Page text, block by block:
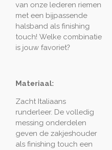
van onze lederen riemen
met een bijpassende
halsband als finishing
touch! Welke combinatie
is jouw favoriet?
Materiaal:
Zacht Italiaans
runderleer. De volledig
messing onderdelen
geven de zakjeshouder
als finishing touch een